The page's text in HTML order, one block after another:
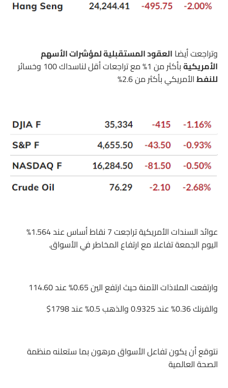
وتراجعت أيضا العقود المستقبلية لمؤشرات الأسهم
الأمريكيةبأكثر من 1% مع تراجعات أقل لناسداك 100 وخسائر
للنفطالأمريكي بأكثر من 2.6%
عوائد السندات الأمريكية تراجعت 7 نقاط أساس عند 1.564%
اليوم الجمعة تفاعلا مع ارتفاع المخاطر في الأسواق.
وارتفعت الملاذات الآمنة حيث ارتفع الين 0.65% عند 114.60
والفرنك 0.36% عند 0.9325 والذهب 0.5% عند 1798$
نتوقع أن يكون تفاعل الأسواق مرهون بما ستعلنه منظمة
الصحة العالمية